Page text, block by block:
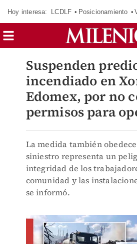
Hoy interesa: LCDLF Posicionamiento
Suspenden
incendiado en
Edomex, por no
permisos para
La medida también
siniestro representa un
integridad de los
comunidad y las
se informó.